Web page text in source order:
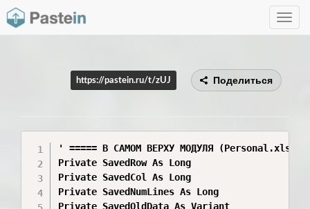
Toggle
https://pastein.ru/t/zUJ Поделиться
' ===== В САМОМ ВЕРХУ МОДУЛЯ (Personal.xlsb)
Private SavedRow As Long
Private SavedCol As Long
Private SavedNumLines As Long
Private SavedOldData As Variant